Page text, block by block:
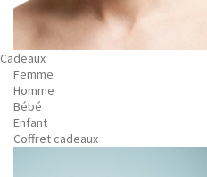
Cadeaux
Femme
Homme
Bébé
Enfant
Coffret cadeaux